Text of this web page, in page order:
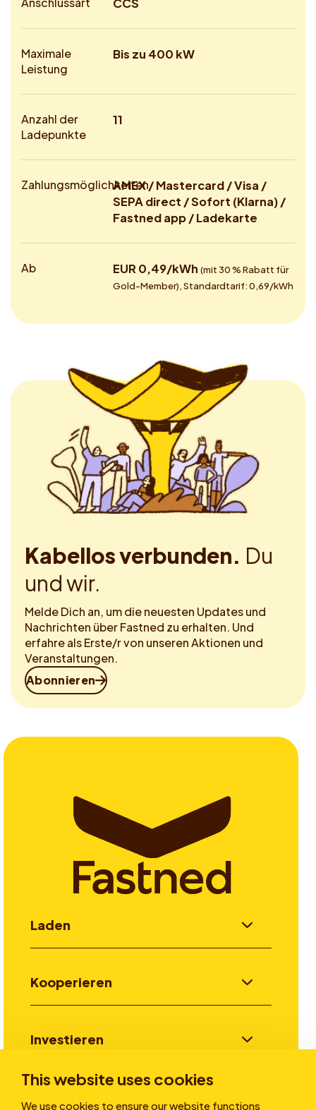
This website uses cookies
We use cookies to ensure our website functions
CCS
Maximale
Leistung
Bis zu 400 kW
Anzahl der
Ladepunkte
11
ZahlungsmöglichkeitenAMEX / Mastercard / Visa /
SEPA direct / Sofort (Klarna) /
Fastned app / Ladekarte
Ab EUR 0,49/kWh (mit 30 % Rabatt für
Gold-Member), Standardtarif: 0,69/kWh
Kabellos verbunden. Du
und wir.
Melde Dich an, um die neuesten Updates und
Nachrichten über Fastned zu erhalten. Und
erfahre als Erste/r von unseren Aktionen und
Veranstaltungen.
Abonnieren
Laden
Kooperieren
Investieren